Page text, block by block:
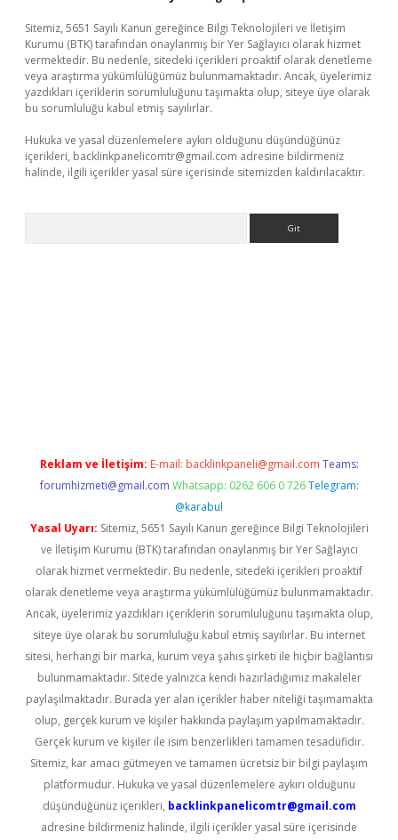
Sitemiz, 5651 Sayılı Kanun gereğince Bilgi Teknolojileri ve İletişim
Kurumu (BTK) tarafından onaylanmış bir Yer Sağlayıcı olarak hizmet
vermektedir. Bu nedenle, sitedeki içerikleri proaktif olarak denetleme
veya araştırma yükümlülüğümüz bulunmamaktadır. Ancak, üyelerimiz
yazdıkları içeriklerin sorumluluğunu taşımakta olup, siteye üye olarak
bu sorumluluğu kabul etmiş sayılırlar.
Hukuka ve yasal düzenlemelere aykırı olduğunu düşündüğünüz
içerikleri, backlinkpanelicomtr@gmail.com adresine bildirmeniz
halinde, ilgili içerikler yasal süre içerisinde sitemizden kaldırılacaktır.
Reklam ve İletişim: E-mail: backlinkpaneli@gmail.com Teams:
forumhizmeti@gmail.com Whatsapp: 0262 606 0 726 Telegram:
@karabul
Yasal Uyarı: Sitemiz, 5651 Sayılı Kanun gereğince Bilgi Teknolojileri
ve İletişim Kurumu (BTK) tarafından onaylanmış bir Yer Sağlayıcı
olarak hizmet vermektedir. Bu nedenle, sitedeki içerikleri proaktif
olarak denetleme veya araştırma yükümlülüğümüz bulunmamaktadır.
Ancak, üyelerimiz yazdıkları içeriklerin sorumluluğunu taşımakta olup,
siteye üye olarak bu sorumluluğu kabul etmiş sayılırlar. Bu internet
sitesi, herhangi bir marka, kurum veya şahıs şirketi ile hiçbir bağlantısı
bulunmamaktadır. Sitede yalnızca kendi hazırladığımız makaleler
paylaşılmaktadır. Burada yer alan içerikler haber niteliği taşımamakta
olup, gerçek kurum ve kişiler hakkında paylaşım yapılmamaktadır.
Gerçek kurum ve kişiler ile isim benzerlikleri tamamen tesadüfidir.
Sitemiz, kar amacı gütmeyen ve tamamen ücretsiz bir bilgi paylaşım
platformudur. Hukuka ve yasal düzenlemelere aykırı olduğunu
düşündüğünüz içerikleri, backlinkpanelicomtr@gmail.com
adresine bildirmeniz halinde, ilgili içerikler yasal süre içerisinde